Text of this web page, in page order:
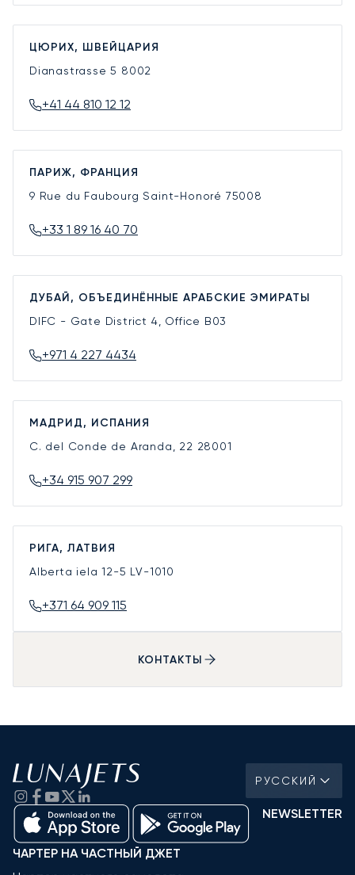
ЦЮРИХ, ШВЕЙЦАРИЯ
Dianastrasse 5 8002
+41 44 810 12 12
ПАРИЖ, ФРАНЦИЯ
9 Rue du Faubourg Saint-Honoré 75008
+33 1 89 16 40 70
ДУБАЙ, ОБЪЕДИНЁННЫЕ АРАБСКИЕ ЭМИРАТЫ
DIFC - Gate District 4, Office B03
+971 4 227 4434
МАДРИД, ИСПАНИЯ
C. del Conde de Aranda, 22 28001
+34 915 907 299
РИГА, ЛАТВИЯ
Alberta iela 12-5 LV-1010
+371 64 909 115
КОНТАКТЫ
РУССКИЙ
NEWSLETTER
ЧАРТЕР НА ЧАСТНЫЙ ДЖЕТ